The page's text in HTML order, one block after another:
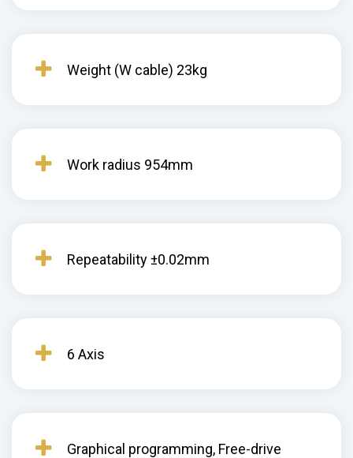
Weight (W cable) 23kg
Work radius 954mm
Repeatability ±0.02mm
6 Axis
Graphical programming, Free-drive